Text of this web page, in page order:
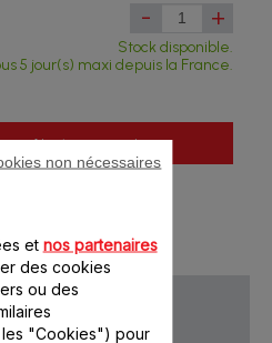
- +
Stock disponible.
5 jour(s) maxi depuis la France.
Ajouter au panier
et nos partenaires
des cookies
ou des
"Cookies") pour
non nécessaires